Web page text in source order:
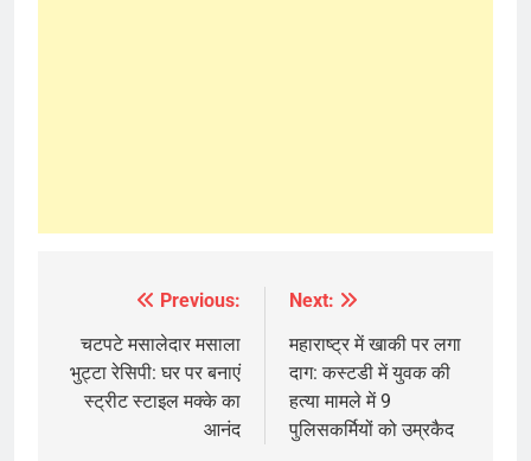
navigation
Previous:
चटपटे मसालेदार मसाला
भुट्टा रेसिपी: घर पर बनाएं
स्ट्रीट स्टाइल मक्के का
आनंद
Next:
महाराष्ट्र में खाकी पर लगा
दाग: कस्टडी में युवक की
हत्या मामले में 9
पुलिसकर्मियों को उम्रकैद